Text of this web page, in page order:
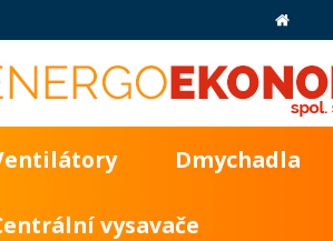
Dmychadla
vysavače